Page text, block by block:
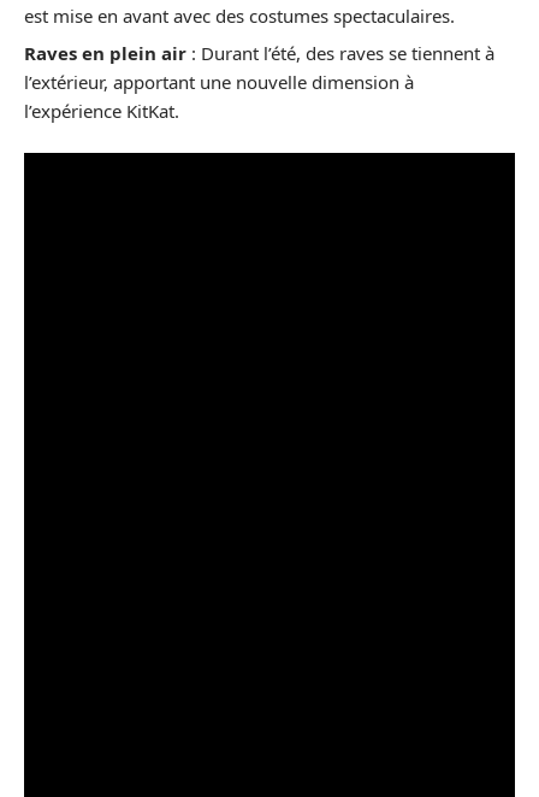
est mise en avant avec des costumes spectaculaires.
Raves en plein air : Durant l’été, des raves se tiennent à
l’extérieur, apportant une nouvelle dimension à
l’expérience KitKat.